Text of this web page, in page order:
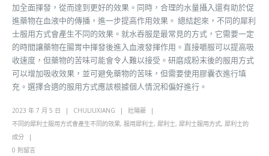
加全面揮發，從而達到更好的效果。同時，合理的水量攝入還有助於促
進藥物在血液中的傳播，進一步提高作用效果。 總結起來，不同的犀利
士服用方式會產生不同的效果。就水吞服是最常見的方式，它需要一定
的時間讓藥物在腸胃中揮發後進入血液發揮作用。直接嚼服可以提高吸
收速度，但藥物的苦味可能會令人難以接受。研磨成粉末後的服用方式
可以增加吸收效果，並可避免藥物的苦味，但需要使用膠囊衣進行填
充。選擇合適的服用方式應該根據個人情況和偏好進行。
2023 年 7 月 5 日 CHULIUXIANG
壯陽藥
不同的犀利士服用方式會產生不同的效果, 服用犀利士, 犀利士, 犀利士服用方式, 犀利士的
成分
0 則留言